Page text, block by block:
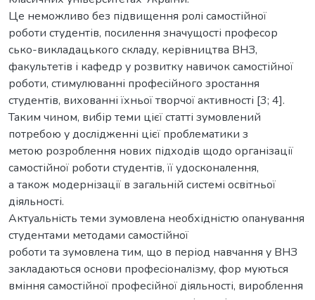
Це неможливо без підвищення ролі самостійної
роботи студентів, посилення значущості професор
сько-викладацького складу, керівництва ВНЗ,
факультетів і кафедр у розвитку навичок самостійної
роботи, стимулюванні професійного зростання
студентів, вихованні їхньої творчої активності [3; 4].
Таким чином, вибір теми цієї статті зумовлений
потребою у дослідженні цієї проблематики з
метою розроблення нових підходів щодо організації
самостійної роботи студентів, її удосконалення,
а також модернізації в загальній системі освітньої
діяльності.
Актуальність теми зумовлена необхідністю опанування
студентами методами самостійної
роботи та зумовлена тим, що в період навчання у ВНЗ
закладаються основи професіоналізму, фор муються
вміння самостійної професійної діяльності, вироблення